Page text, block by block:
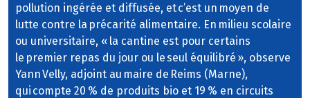
pollution ingérée et diffusée, et c’est un moyen de
lutte contre la précarité alimentaire. En milieu scolaire
ou universitaire, « la cantine est pour certains
le premier repas du jour ou le seul équilibré », observe
Yann Velly, adjoint au maire de Reims (Marne),
qui compte 20 % de produits bio et 19 % en circuits